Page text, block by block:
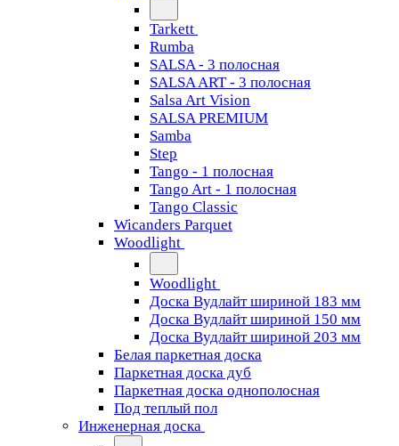
Tarkett
Rumba
SALSA - 3 полосная
SALSA ART - 3 полосная
Salsa Art Vision
SALSA PREMIUM
Samba
Step
Tango - 1 полосная
Tango Art - 1 полосная
Tango Classiс
Wicanders Parquet
Woodlight
Woodlight
Доска Вудлайт шириной 183 мм
Доска Вудлайт шириной 150 мм
Доска Вудлайт шириной 203 мм
Белая паркетная доска
Паркетная доска дуб
Паркетная доска однополосная
Под теплый пол
Инженерная доска